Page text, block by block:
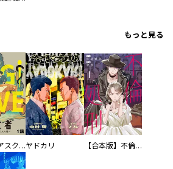
もっと見る
逃亡者～アスクレピオスの杖～ヤドカリ 【合本版】不倫処刑